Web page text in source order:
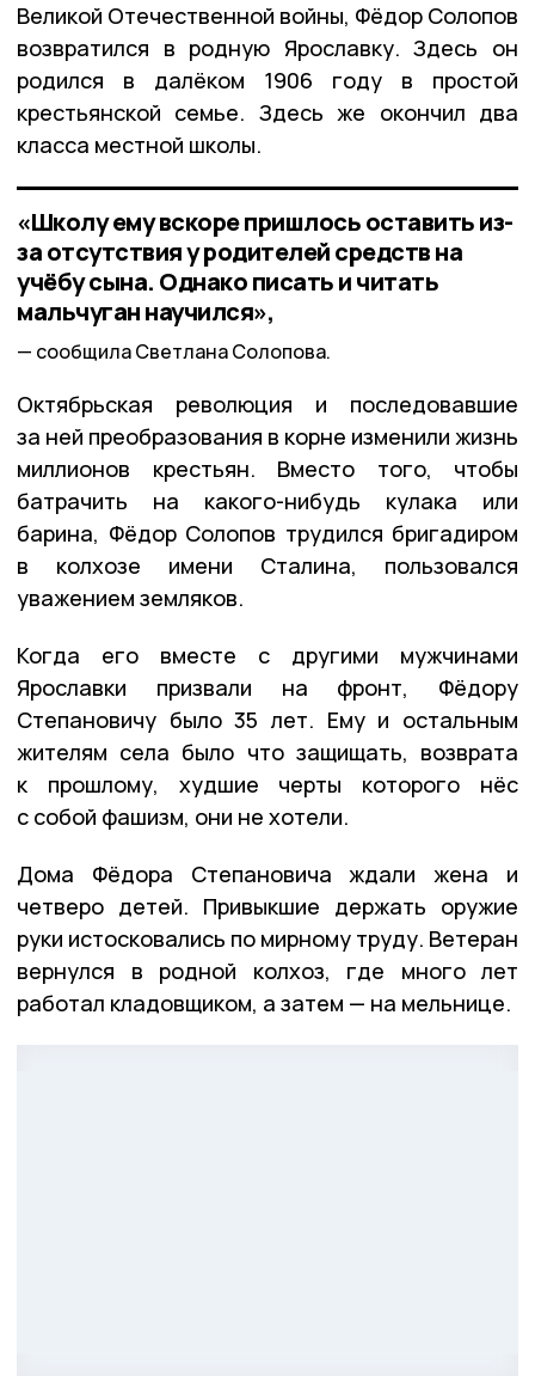
Великой Отечественной войны, Фёдор Солопов
возвратился в родную Ярославку. Здесь он
родился в далёком 1906 году в простой
крестьянской семье. Здесь же окончил два
класса местной школы.
«Школу ему вскоре пришлось оставить из-
за отсутствия у родителей средств на
учёбу сына. Однако писать и читать
мальчуган научился»,
сообщила Светлана Солопова.
Октябрьская революция и последовавшие
за ней преобразования в корне изменили жизнь
миллионов крестьян. Вместо того, чтобы
батрачить на какого-нибудь кулака или
барина, Фёдор Солопов трудился бригадиром
в колхозе имени Сталина, пользовался
уважением земляков.
Когда его вместе с другими мужчинами
Ярославки призвали на фронт, Фёдору
Степановичу было 35 лет. Ему и остальным
жителям села было что защищать, возврата
к прошлому, худшие черты которого нёс
с собой фашизм, они не хотели.
Дома Фёдора Степановича ждали жена и
четверо детей. Привыкшие держать оружие
руки истосковались по мирному труду. Ветеран
вернулся в родной колхоз, где много лет
работал кладовщиком, а затем — на мельнице.